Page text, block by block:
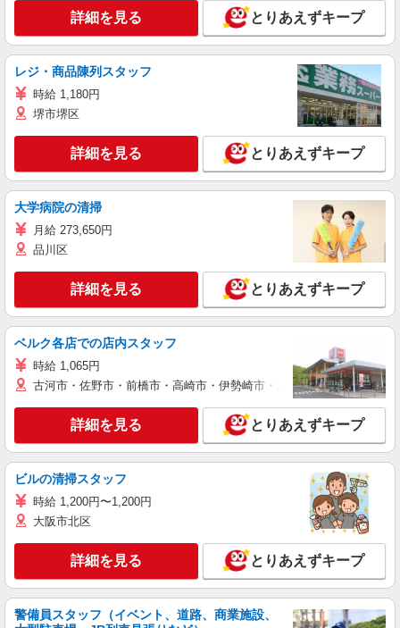
詳細を見る とりあえずキープ
レジ・商品陳列スタッフ
時給 1,180円
堺市堺区
詳細を見る とりあえずキープ
大学病院の清掃
月給 273,650円
品川区
詳細を見る とりあえずキープ
ベルク各店での店内スタッフ
時給 1,065円
古河市・佐野市・前橋市・高崎市・伊勢崎市・太田市・館林市・藤
詳細を見る とりあえずキープ
ビルの清掃スタッフ
時給 1,200円〜1,200円
大阪市北区
詳細を見る とりあえずキープ
警備員スタッフ（イベント、道路、商業施設、